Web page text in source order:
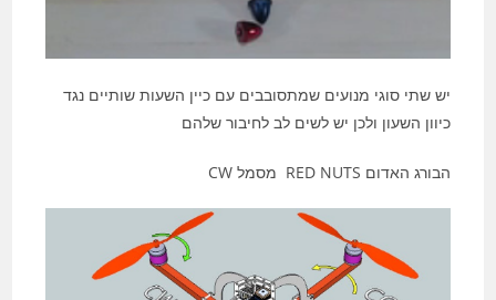
יש שתי סוגי מנועים שמתסובבים עם כיין השעות שותיים נגד
כיוון השעון ולכן יש לשים לב לחיבור שלהם
הבורג האדום RED NUTS מסמל CW